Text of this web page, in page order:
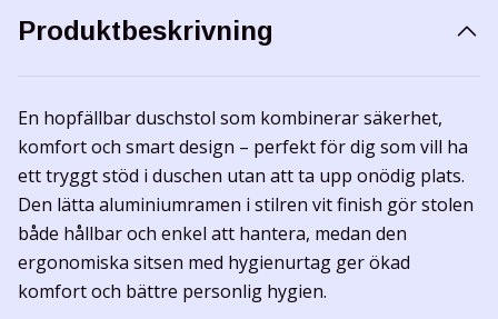
Produktbeskrivning
En hopfällbar duschstol som kombinerar säkerhet,
komfort och smart design – perfekt för dig som vill ha
ett tryggt stöd i duschen utan att ta upp onödig plats.
Den lätta aluminiumramen i stilren vit finish gör stolen
både hållbar och enkel att hantera, medan den
ergonomiska sitsen med hygienurtag ger ökad
komfort och bättre personlig hygien.